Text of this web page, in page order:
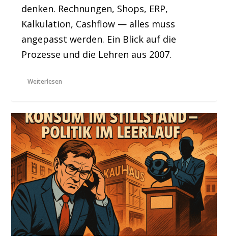
denken. Rechnungen, Shops, ERP,
Kalkulation, Cashflow — alles muss
angepasst werden. Ein Blick auf die
Prozesse und die Lehren aus 2007.
Weiterlesen